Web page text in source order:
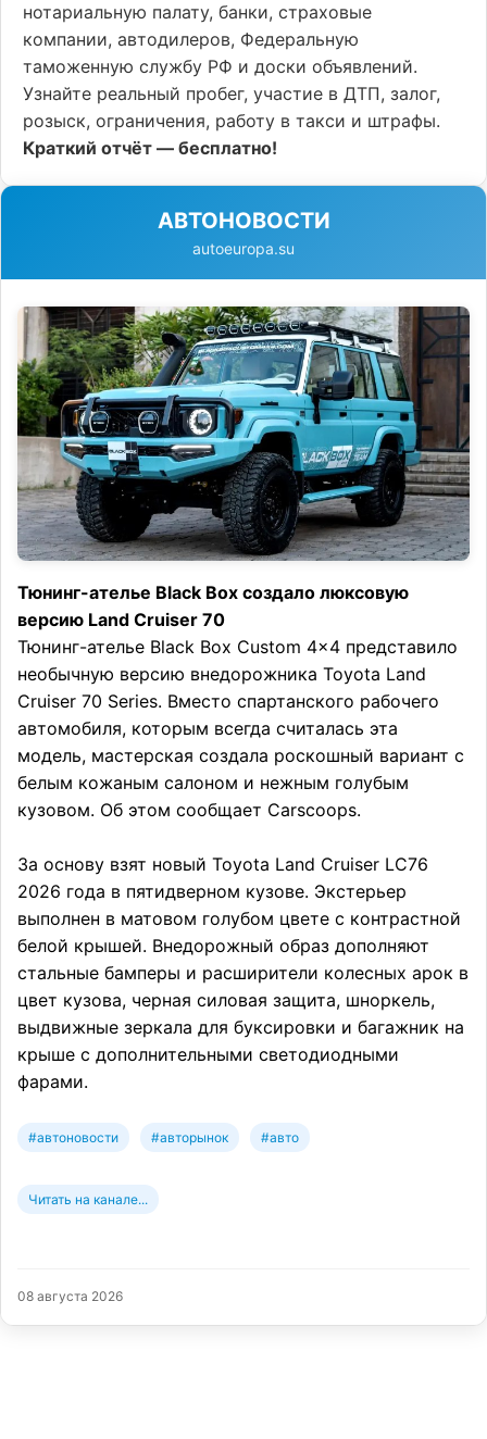
нотариальную палату, банки, страховые
компании, автодилеров, Федеральную
таможенную службу РФ и доски объявлений.
Узнайте реальный пробег, участие в ДТП, залог,
розыск, ограничения, работу в такси и штрафы.
Краткий отчёт — бесплатно!
АВТОНОВОСТИ
autoeuropa.su
Тюнинг-ателье Black Box создало люксовую
версию Land Cruiser 70
Тюнинг-ателье Black Box Custom 4×4 представило
необычную версию внедорожника Toyota Land
Cruiser 70 Series. Вместо спартанского рабочего
автомобиля, которым всегда считалась эта
модель, мастерская создала роскошный вариант с
белым кожаным салоном и нежным голубым
кузовом. Об этом сообщает Carscoops.
За основу взят новый Toyota Land Cruiser LC76
2026 года в пятидверном кузове. Экстерьер
выполнен в матовом голубом цвете с контрастной
белой крышей. Внедорожный образ дополняют
стальные бамперы и расширители колесных арок в
цвет кузова, черная силовая защита, шноркель,
выдвижные зеркала для буксировки и багажник на
крыше с дополнительными светодиодными
фарами.
#автоновости #авторынок #авто
Читать на канале...
08 августа 2026